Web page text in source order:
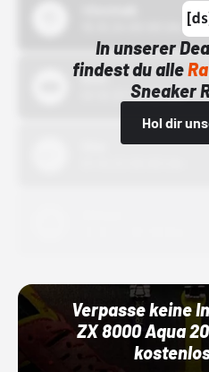
In unserer
findest du alle
Sneaker
Hol dir
Bstn
01.10.22 00:00 Uhr
Verpasse keine
ZX 8000 Aqua